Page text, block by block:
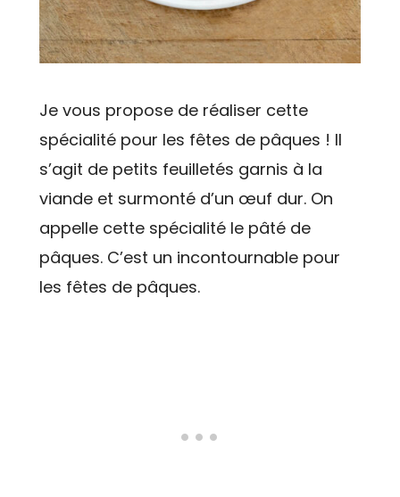
Je vous propose de réaliser cette
spécialité pour les fêtes de pâques ! Il
s’agit de petits feuilletés garnis à la
viande et surmonté d’un œuf dur. On
appelle cette spécialité le pâté de
pâques. C’est un incontournable pour
les fêtes de pâques.